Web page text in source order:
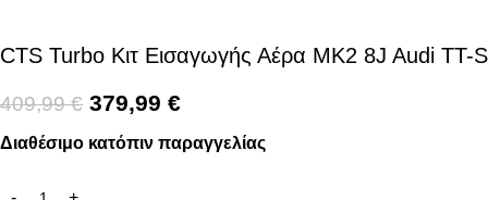
CTS Turbo Κιτ Εισαγωγής Αέρα MK2 8J Audi TT-S
409,99€ 379,99 €
Διαθέσιμο κατόπιν παραγγελίας